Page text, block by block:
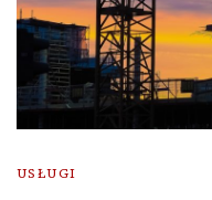
USŁUGI